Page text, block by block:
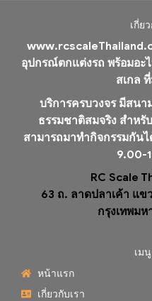
เกี่ย
อุปกรณ์ตกแต่งรถ พร้อมอะ
สเกล
บริการครบวงจร มีสน
ธรรมชาติสมจริง สำห
สามารถมาทำกิจกรรมกัน
9.00-
RC Scale
63 ถ. ลาดปลาเค้า แข
กรุงเทพม
เม
หน้าแรก
เกี่ยวกับเรา